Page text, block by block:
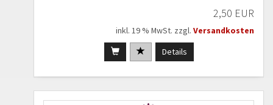
2,50 EUR
inkl. 19 % MwSt. zzgl. Versandkosten
Details